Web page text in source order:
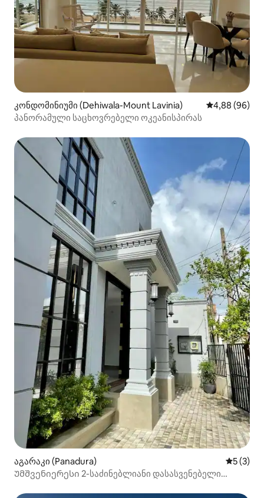
კონდომინიუმი (Dehiwala-Mount Lavinia) საშუალო
4,88 (96)
პანორამული საცხოვრებელი ოკეანისპირას
აგარაკი (Panadura)
5 (3)
Უმშვენიერესი 2-საძინებლიანი დასასვენებელი